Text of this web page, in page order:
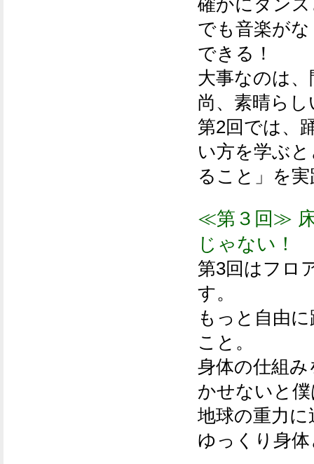
確かにダン
でも音楽が
できる！
大事なのは
尚、素晴らし
第2回では、
い方を学ぶ
ること」を
≪第３回≫
じゃない！
第3回はフロ
す。
もっと自由
こと。
身体の仕組
かせないと
地球の重力
ゆっくり身